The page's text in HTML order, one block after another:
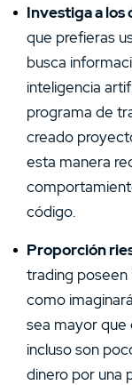
Investiga a
que prefieras
busca
inteligencia
programa de
creado
esta manera
código.
Proporción
trading poseen
como
sea mayor que
incluso son
dinero por una